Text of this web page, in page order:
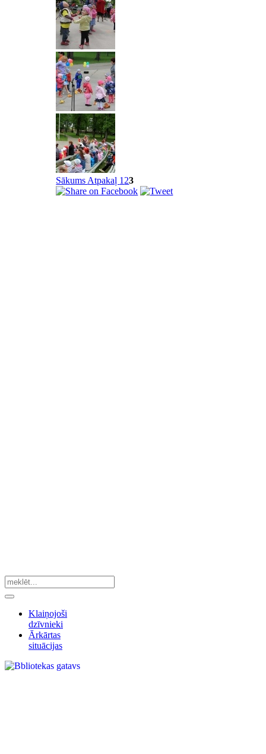
SākumsAtpakaļ 123
Klaiņojoši
dzīvnieki
Ārkārtas
situācijas